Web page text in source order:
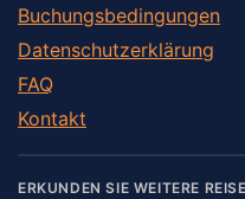
Buchungsbedingungen
Datenschutzerklärung
FAQ
Kontakt
ERKUNDEN SIE WEITERE